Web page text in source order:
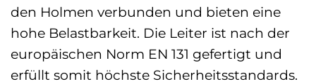
den Holmen verbunden und bieten eine
hohe Belastbarkeit. Die Leiter ist nach der
europäischen Norm EN 131 gefertigt und
erfüllt somit höchste Sicherheitsstandards.